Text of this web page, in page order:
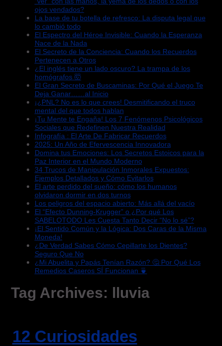
ojos vendados?
La base de tu botella de refresco: La disputa legal que
lo cambió todo
El Espectro del Héroe Invisible: Cuando la Esperanza
Nace de la Nada
El Secreto de la Conciencia: Cuando los Recuerdos
Pertenecen a Otros
¿El inglés tiene un lado oscuro? La trampa de los
homógrafos 🤯
El Gran Secreto de Buscaminas: Por Qué el Juego Te
Deja Ganar……al Inicio
¡¿PNL? No es lo que crees! Desmitificando el truco
mental del que todos hablan
¡Tu Mente te Engaña! Los 7 Fenómenos Psicológicos
Sociales que Redefinen Nuestra Realidad
Infografía : El Arte De Fabricar Recuerdos
2025: Un Año de Efervescencia Innovadora
Domina tus Emociones: Los Secretos Estoicos para la
Paz Interior en el Mundo Moderno
34 Trucos de Manipulación Inmorales Expuestos:
Ejemplos Detallados y Cómo Evitarlos
El arte perdido del sueño: cómo los humanos
olvidaron dormir en dos turnos
Los peligros del espacio abierto: Más allá del vacío
El “Efecto Dunning-Krugger” o ¿Por qué Los
SABELOTODO Les Cuesta Tanto Decir “No lo sé”?
¡El Sentido Común y la Lógica: Dos Caras de la Misma
Moneda!
¿De Verdad Sabes Cómo Cepillarte los Dientes?
Seguro Que No
¿Mi Abuelita y Papás Tenían Razón? 🤔 Por Qué Los
Remedios Caseros SÍ Funcionan 🍵
Tag Archives: lluvia
12 Curiosidades